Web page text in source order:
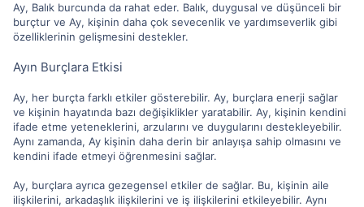
Ay, Balık burcunda da rahat eder. Balık, duygusal ve düşünceli bir
burçtur ve Ay, kişinin daha çok sevecenlik ve yardımseverlik gibi
özelliklerinin gelişmesini destekler.
Ayın Burçlara Etkisi
Ay, her burçta farklı etkiler gösterebilir. Ay, burçlara enerji sağlar
ve kişinin hayatında bazı değişiklikler yaratabilir. Ay, kişinin kendini
ifade etme yeteneklerini, arzularını ve duygularını destekleyebilir.
Aynı zamanda, Ay kişinin daha derin bir anlayışa sahip olmasını ve
kendini ifade etmeyi öğrenmesini sağlar.
Ay, burçlara ayrıca gezegensel etkiler de sağlar. Bu, kişinin aile
ilişkilerini, arkadaşlık ilişkilerini ve iş ilişkilerini etkileyebilir. Aynı